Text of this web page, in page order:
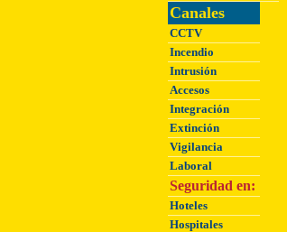
Canales
CCTV
Incendio
Intrusión
Accesos
Integración
Extinción
Vigilancia
Laboral
Seguridad en:
Hoteles
Hospitales